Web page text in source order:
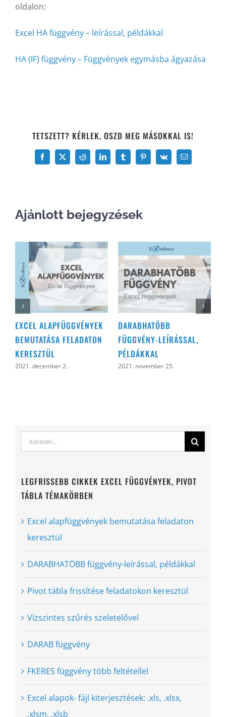
oldalon:
Excel HA függvény – leírással, példákkal
HA (IF) függvény – Függvények egymásba ágyazása
TETSZETT? KÉRLEK, OSZD MEG MÁSOKKAL IS!
Facebook
X Reddit LinkedInTumblrPinterest
Vk Email:
Ajánlott bejegyzések
EXCEL ALAPFÜGGVÉNYEK
BEMUTATÁSA FELADATON
KERESZTÜL
2021. december 2.
DARABHATÖBB
FÜGGVÉNY-LEÍRÁSSAL,
PÉLDÁKKAL
2021. november 25.
Keresés...
LEGFRISSEBB CIKKEK EXCEL FÜGGVÉNYEK, PIVOT
TÁBLA TÉMAKÖRBEN
Excel alapfüggvények bemutatása feladaton
keresztül
DARABHATÖBB függvény-leírással, példákkal
Pivot tábla frissítése feladatokon keresztül
Vízszintes szűrés szeletelővel
DARAB függvény
FKERES függvény több feltétellel
Excel alapok- fájl kiterjesztések: .xls, .xlsx,
.xlsm, .xlsb